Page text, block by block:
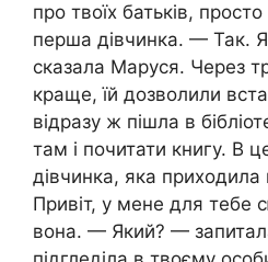
про твоїх батьків,
перша дівчинка. — Так.
сказала Маруся. Через
краще, їй дозволили
відразу ж пішла в
там і почитати книгу. В
дівчинка, яка
Привіт, у мене для тебе
вона. — Який? —